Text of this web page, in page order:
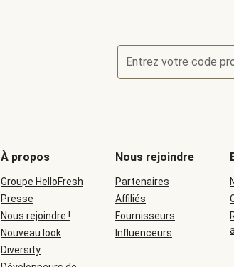
Entrez votre code
À propos
Groupe HelloFresh
Presse
Nous rejoindre !
Nouveau look
Diversity
Nous rejoindre
Partenaires
Affiliés
Fournisseurs
Influenceurs